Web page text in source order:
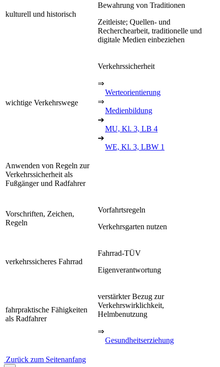
kulturell und historisch
Bewahrung von Traditionen
Zeitleiste; Quellen- und
Recherchearbeit, traditionelle und
digitale Medien einbeziehen
wichtige Verkehrswege
Verkehrssicherheit
⇒
Werteorientierung
⇒
Medienbildung
➔
MU, Kl. 3, LB 4
➔
WE, Kl. 3, LBW 1
Anwenden von Regeln zur
Verkehrssicherheit als
Fußgänger und Radfahrer
Vorschriften, Zeichen,
Regeln
Vorfahrtsregeln
Verkehrsgarten nutzen
verkehrssicheres Fahrrad
Fahrrad-TÜV
Eigenverantwortung
fahrpraktische Fähigkeiten
als Radfahrer
verstärkter Bezug zur
Verkehrswirklichkeit,
Helmbenutzung
⇒
Gesundheitserziehung
Zurück zum Seitenanfang